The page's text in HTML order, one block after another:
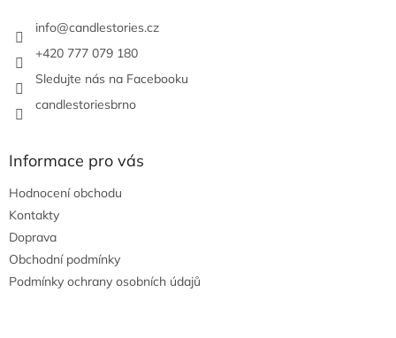
info@candlestories.cz
+420 777 079 180
Sledujte nás na Facebooku
candlestoriesbrno
Informace pro vás
Hodnocení obchodu
Kontakty
Doprava
Obchodní podmínky
Podmínky ochrany osobních údajů